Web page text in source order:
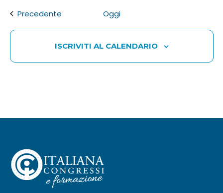
PrecedenteEventi Oggi
ISCRIVITI AL CALENDARIO